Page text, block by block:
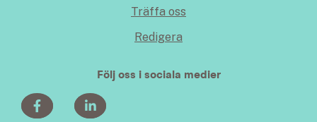
Träffa oss
Redigera
Följ oss i sociala medier